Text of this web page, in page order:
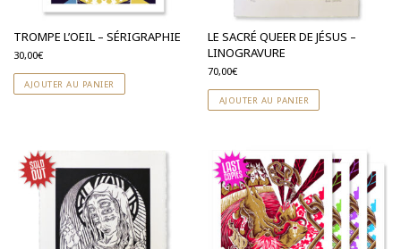
TROMPE L’OEIL – SÉRIGRAPHIE
30,00€
AJOUTER AU PANIER
LE SACRÉ QUEER DE JÉSUS –
LINOGRAVURE
70,00€
AJOUTER AU PANIER